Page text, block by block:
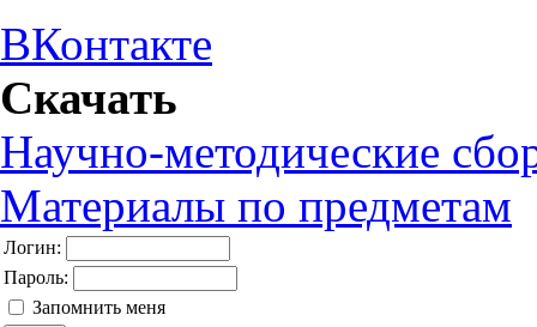
ВКонтакте
Скачать
Научно-методические
Материалы по предметам
Логин:
Пароль:
Запомнить меня